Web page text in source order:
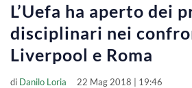
L’Uefa ha aperto dei
disciplinari nei
Liverpool e Roma
di Danilo Loria 22 Mag 2018 | 19:46